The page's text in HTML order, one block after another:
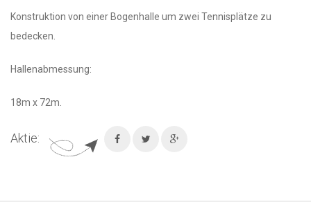
Konstruktion von einer Bogenhalle um zwei Tennisplätze zu
bedecken.
Hallenabmessung:
18m x 72m.
Aktie: